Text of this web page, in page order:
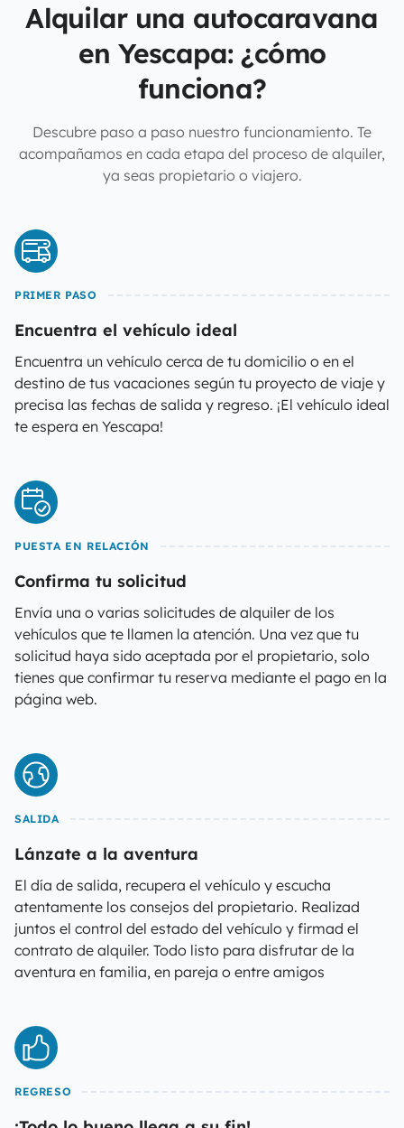
Alquilar una autocaravana
en Yescapa: ¿cómo
funciona?
Descubre paso a paso nuestro funcionamiento. Te
acompañamos en cada etapa del proceso de alquiler,
ya seas propietario o viajero.
PRIMER PASO
Encuentra el vehículo ideal
Encuentra un vehículo cerca de tu domicilio o en el
destino de tus vacaciones según tu proyecto de viaje y
precisa las fechas de salida y regreso. ¡El vehículo ideal
te espera en Yescapa!
PUESTA EN RELACIÓN
Confirma tu solicitud
Envía una o varias solicitudes de alquiler de los
vehículos que te llamen la atención. Una vez que tu
solicitud haya sido aceptada por el propietario, solo
tienes que confirmar tu reserva mediante el pago en la
página web.
SALIDA
Lánzate a la aventura
El día de salida, recupera el vehículo y escucha
atentamente los consejos del propietario. Realizad
juntos el control del estado del vehículo y firmad el
contrato de alquiler. Todo listo para disfrutar de la
aventura en familia, en pareja o entre amigos
REGRESO